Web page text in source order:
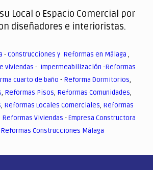
Local o Espacio Comercial por
diseñadores e interioristas.
-Construcciones y Reformas en Málaga ,
viviendas - Impermeabilización -Reformas
cuarto de baño - Reforma Dormitorios,
, Reformas Pisos, Reformas Comunidades,
, Reformas Locales Comerciales, Reformas
Reformas Viviendas -Empresa Constructora
Reformas Construcciones Málaga